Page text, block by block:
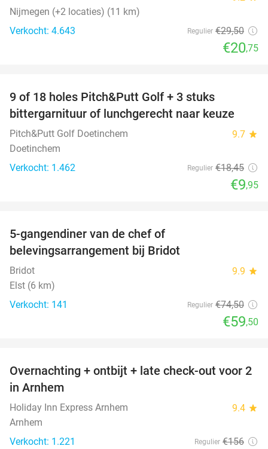
Nijmegen (+2 locaties) (11 km)
Verkocht: 4.643
Regulier €29,50
€20,75
9 of 18 holes Pitch&Putt Golf + 3 stuks
bittergarnituur of lunchgerecht naar keuze
Pitch&Putt Golf Doetinchem 9.7 star
Doetinchem
Verkocht: 1.462
Regulier €18,45
€9,95
5-gangendiner van de chef of
belevingsarrangement bij Bridot
Bridot 9.9 star
Elst (6 km)
Verkocht: 141
Regulier €74,50
€59,50
36%
Overnachting + ontbijt + late check-out voor 2
in Arnhem
Holiday Inn Express Arnhem 9.4 star
Arnhem
Verkocht: 1.221
Regulier €156